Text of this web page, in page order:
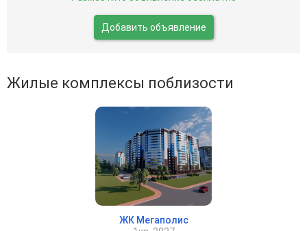
Добавить объявление
Жилые комплексы поблизости
ЖК Мегаполис